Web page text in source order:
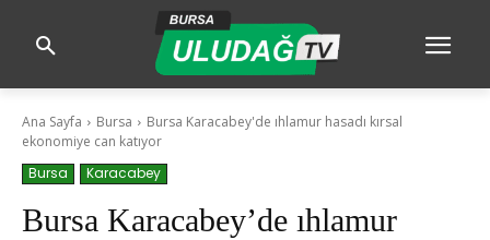
Ana Sayfa Bursa
Bursa Karacabey'de ıhlamur hasadı kırsal
ekonomiye can katıyor
Bursa
Karacabey
Bursa Karacabey’de ıhlamur